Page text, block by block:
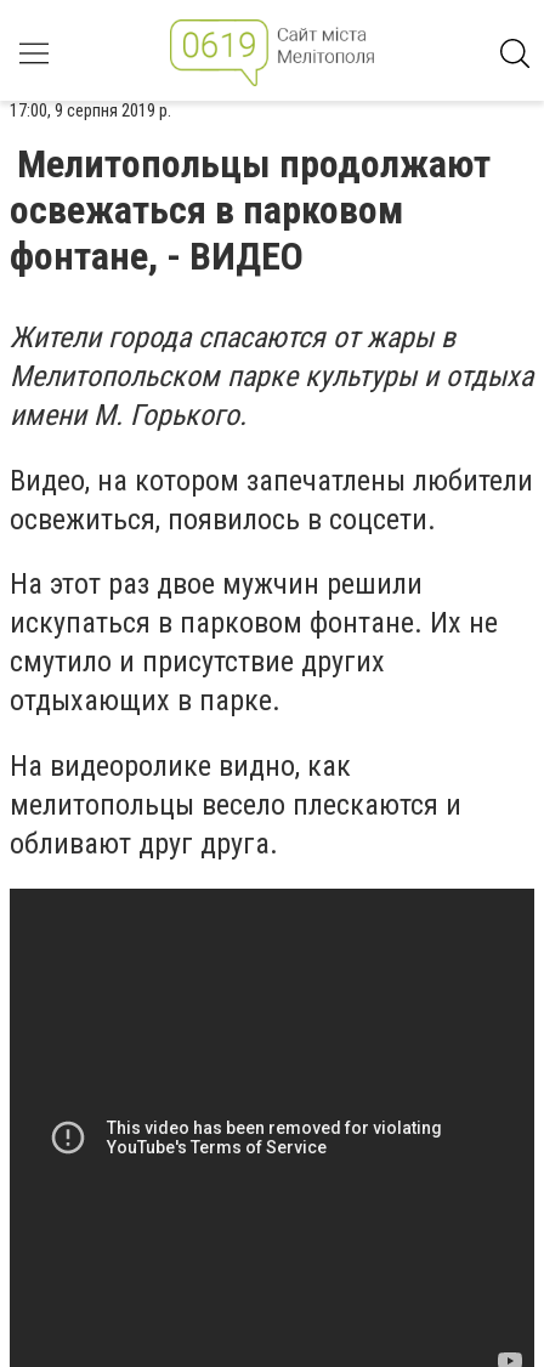
17:00, 9 серпня 2019 р.
Мелитопольцы продолжают
освежаться в парковом
фонтане, - ВИДЕО
Жители города спасаются от жары в
Мелитопольском парке культуры и отдыха
имени М. Горького.
Видео, на котором запечатлены любители
освежиться, появилось в соцсети.
На этот раз двое мужчин решили
искупаться в парковом фонтане. Их не
смутило и присутствие других
отдыхающих в парке.
На видеоролике видно, как
мелитопольцы весело плескаются и
обливают друг друга.